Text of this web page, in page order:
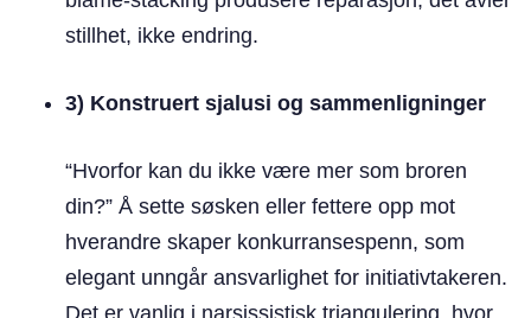
stillhet, ikke endring.
3) Konstruert sjalusi og sammenligninger
“Hvorfor kan du ikke være mer som broren
din?” Å sette søsken eller fettere opp mot
hverandre skaper konkurransespenn, som
elegant unngår ansvarlighet for initiativtakeren.
Det er vanlig i narsissistisk triangulering, hvor